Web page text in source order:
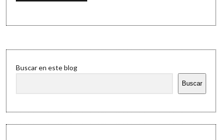
Sidebar
Buscar en este blog
Buscar